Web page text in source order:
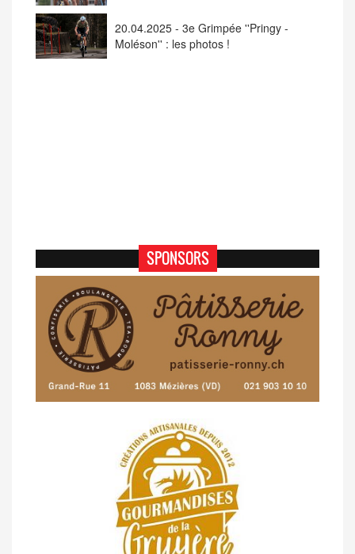
20.04.2025 - 3e Grimpée ''Pringy -
Moléson'' : les photos !
SPONSORS